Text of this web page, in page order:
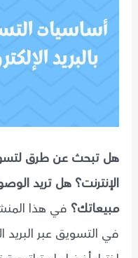
هل تبحث عن طرق
الإنترنت؟ هل تريد
مبيعاتك؟ في هذا
في التسويق عبر